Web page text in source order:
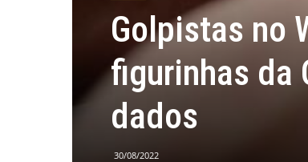
Golpistas no
figurinhas da
dados
30/08/2022